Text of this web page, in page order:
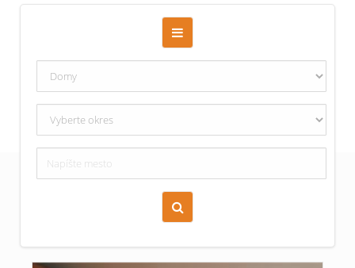
Zoraď podľa času pridania